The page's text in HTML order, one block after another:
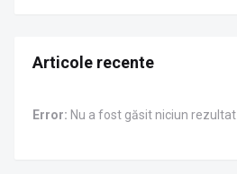
Articole recente
Error: Nu a fost găsit niciun rezultat